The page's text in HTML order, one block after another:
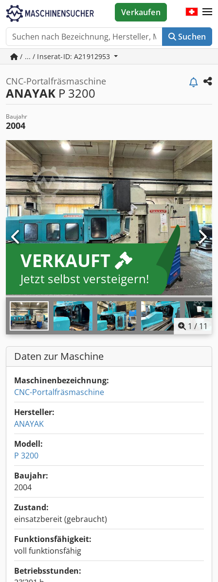
Suchen
Verkaufen
/ ... / Inserat-ID: A21912953
CNC-Portalfräsmaschine
ANAYAK P 3200
Baujahr
2004
VERKAUFT
Jetzt selbst versteigern!
1 / 11
Daten zur Maschine
Maschinenbezeichnung:
CNC-Portalfräsmaschine
Hersteller:
ANAYAK
Modell:
P 3200
Baujahr:
2004
Zustand:
einsatzbereit (gebraucht)
Funktionsfähigkeit:
voll funktionsfähig
Betriebsstunden: